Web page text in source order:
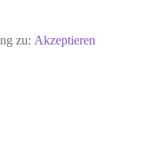
zu: Akzeptieren